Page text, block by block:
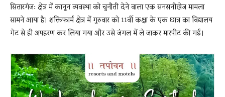
सितारगंज: क्षेत्र में कानून व्यवस्था को चुनौती देने वाला एक सनसनीखेज मामला
सामने आया है। शक्तिफार्म क्षेत्र में गुरुवार को 11वीं कक्षा के एक छात्र का विद्यालय
गेट से ही अपहरण कर लिया गया और उसे जंगल में ले जाकर मारपीट की गई।